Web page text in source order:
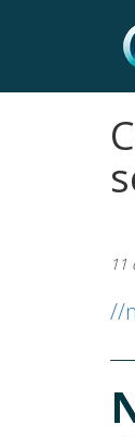
11
//